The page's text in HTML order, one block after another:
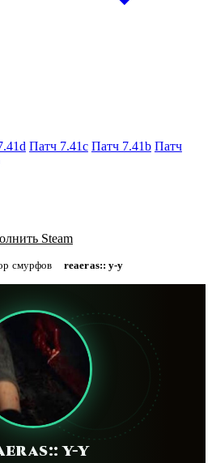
Патч 7.41c Патч 7.41b Патч
Steam
смурфов reaeras:: y-y
y-y